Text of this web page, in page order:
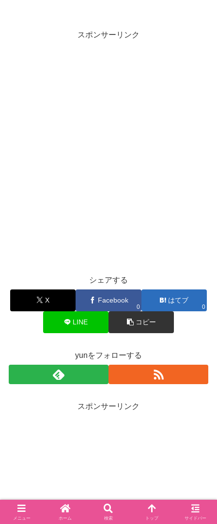
スポンサーリンク
シェアする
X Facebook
0
はてブ
0
LINE コピー
yunをフォローする
スポンサーリンク
メニュー ホーム 検索 トップ サイドバー